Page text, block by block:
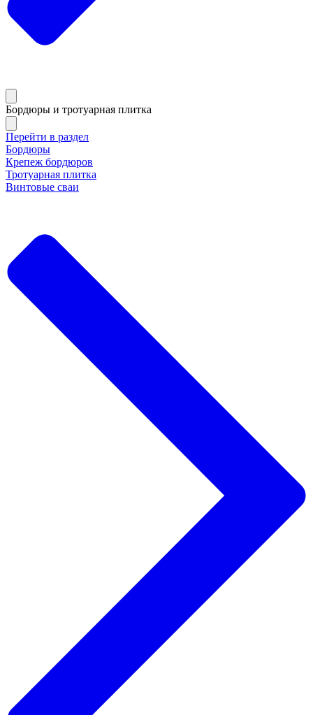
Бордюры и тротуарная плитка
Перейти в раздел
Бордюры
Крепеж бордюров
Тротуарная плитка
Винтовые сваи